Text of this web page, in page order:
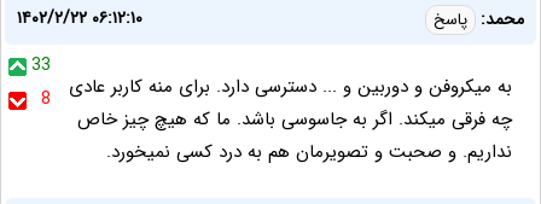
محمد: پاسخ
۱۴۰۲/۲/۲۲ ۰۶:۱۲:۱۰
33
8
به میکروفن و دوربین و ... دسترسی دارد. برای منه کاربر عادی
چه فرقی میکند. اگر به جاسوسی باشد. ما که هیچ چیز خاص
نداریم. و صحبت و تصویرمان هم به درد کسی نمیخورد.